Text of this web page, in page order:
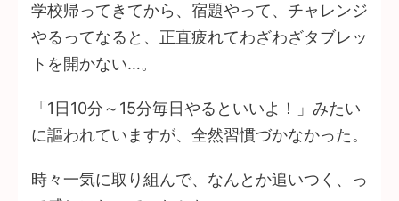
学校帰ってきてから、宿題やって、チャレンジ
やるってなると、正直疲れてわざわざタブレッ
トを開かない…。
「1日10分～15分毎日やるといいよ！」みたい
に謳われていますが、全然習慣づかなかった。
時々一気に取り組んで、なんとか追いつく、っ